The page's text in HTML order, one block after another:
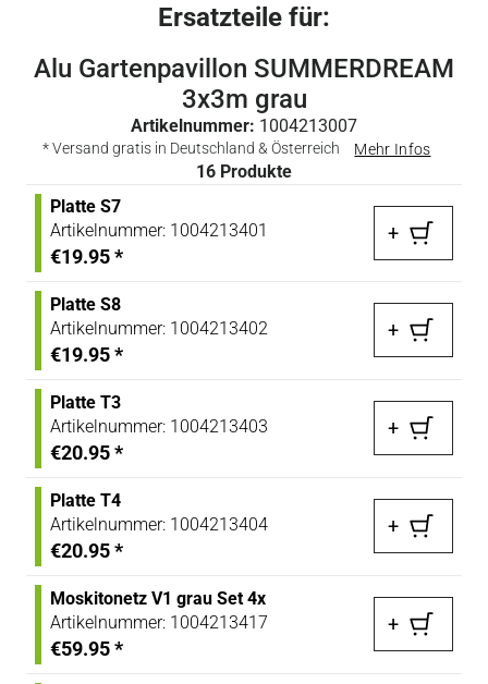
Ersatzteile für:
Alu Gartenpavillon SUMMERDREAM
3x3m grau
Artikelnummer: 1004213007
* Versand gratis in Deutschland & Österreich Mehr Infos
16 Produkte
Platte S7
Artikelnummer: 1004213401
€19.95*
+
Platte S8
Artikelnummer: 1004213402
€19.95*
+
Platte T3
Artikelnummer: 1004213403
€20.95*
+
Platte T4
Artikelnummer: 1004213404
€20.95*
+
Moskitonetz V1 grau Set 4x
Artikelnummer: 1004213417
€59.95*
+